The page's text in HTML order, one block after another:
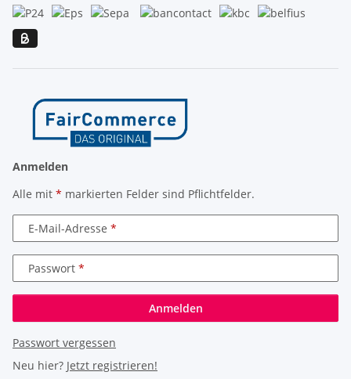
Anmelden
Alle mit * markierten Felder sind Pflichtfelder.
E-Mail-Adresse
Passwort
Anmelden
Passwort vergessen
Neu hier? Jetzt registrieren!